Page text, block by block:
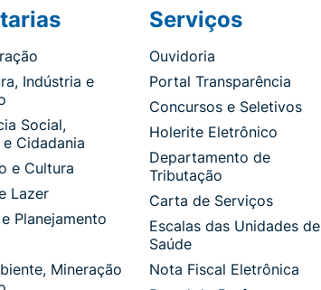
Indústria e
Social,
Cidadania
e Cultura
Lazer
Planejamento
Mineração
Serviços
Ouvidoria
Portal Transparência
Concursos e Seletivos
Holerite Eletrônico
Departamento de
Tributação
Carta de Serviços
Escalas das Unidades de
Saúde
Nota Fiscal Eletrônica